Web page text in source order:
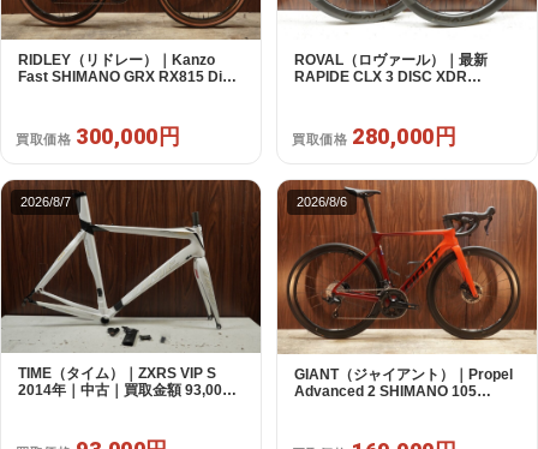
RIDLEY（リドレー）｜Kanzo
Fast SHIMANO GRX RX815 Di2
買取価格 300,000円
ROVAL（ロヴァール）｜最新
RAPIDE CLX 3 DISC XDR
買取価格 280,000円
2026/8/7
TIME（タイム）｜ZXRS VIP S
2014年｜中古｜買取金額 93,000
2026/8/6
GIANT（ジャイアント）｜Propel
Advanced 2 SHIMANO 105